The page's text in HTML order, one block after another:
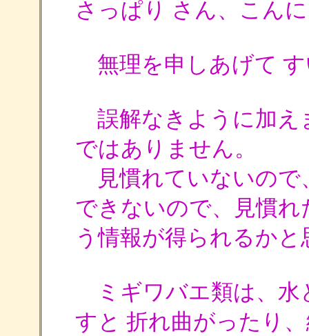
さっぱり さん、こん
無理を申しあげて
誤解なきように加え
ではありません。
見慣れていないので
できないので、見慣
う情報が得られるか
ミギワバエ類は、水
すと 折れ曲がったり